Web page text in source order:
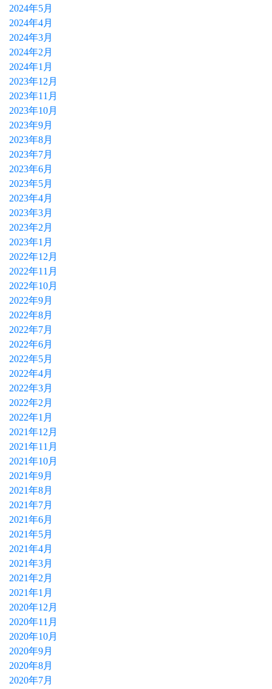
2024年5月
2024年4月
2024年3月
2024年2月
2024年1月
2023年12月
2023年11月
2023年10月
2023年9月
2023年8月
2023年7月
2023年6月
2023年5月
2023年4月
2023年3月
2023年2月
2023年1月
2022年12月
2022年11月
2022年10月
2022年9月
2022年8月
2022年7月
2022年6月
2022年5月
2022年4月
2022年3月
2022年2月
2022年1月
2021年12月
2021年11月
2021年10月
2021年9月
2021年8月
2021年7月
2021年6月
2021年5月
2021年4月
2021年3月
2021年2月
2021年1月
2020年12月
2020年11月
2020年10月
2020年9月
2020年8月
2020年7月